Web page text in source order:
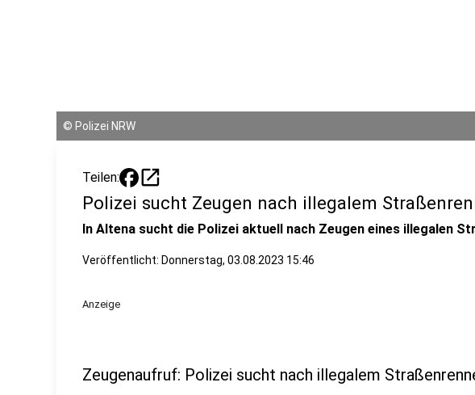
© Polizei NRW
Teilen: open_in_new
Polizei sucht Zeugen nach illegalem
In Altena sucht die Polizei aktuell nach Zeugen eines illegalen
Veröffentlicht: Donnerstag, 03.08.2023 15:46
Anzeige
Zeugenaufruf: Polizei sucht nach illegalem